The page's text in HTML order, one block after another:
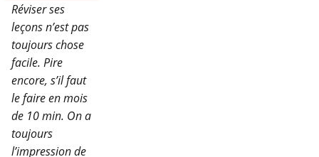
Réviser ses
leçons n’est pas
toujours chose
facile. Pire
encore, s’il faut
le faire en mois
de 10 min. On a
toujours
l’impression de